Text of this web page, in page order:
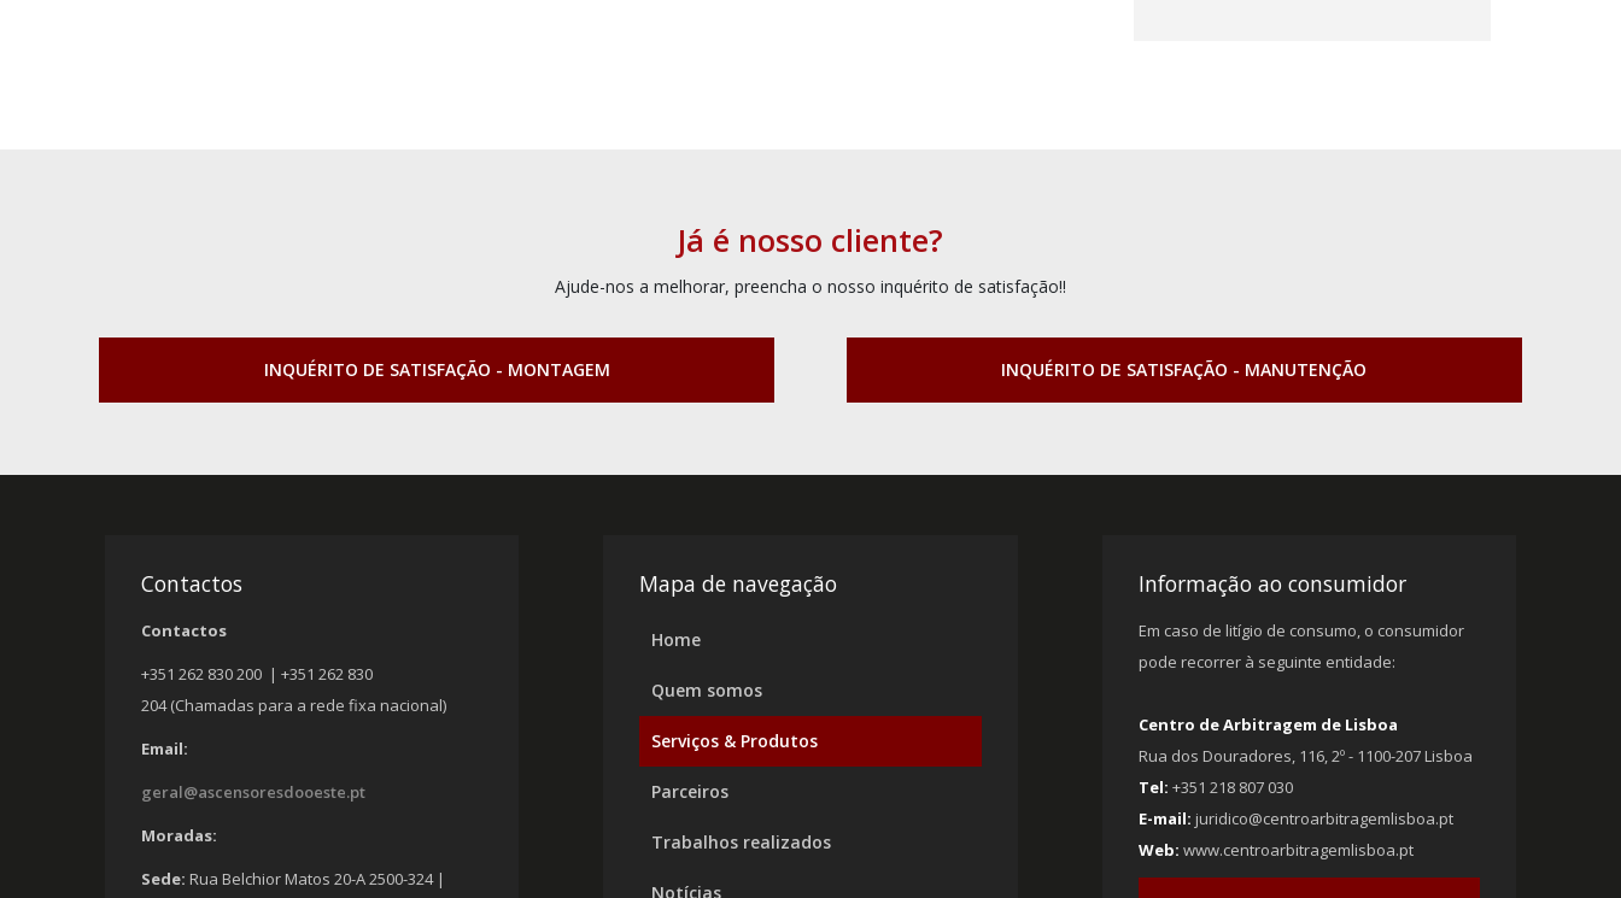
Já é nosso cliente?
Ajude-nos a melhorar, preencha o nosso inquérito de satisfação!!
INQUÉRITO DE SATISFAÇÃO - MONTAGEM INQUÉRITO DE SATISFAÇÃO - MANUTENÇÃO
Contactos
Contactos
+351 262 830 200 | +351 262 830
204 (Chamadas para a rede fixa nacional)
Email:
geral@ascensoresdooeste.pt
Moradas:
Sede: Rua Belchior Matos 20-A 2500-324 |
Mapa de navegação
Home
Quem somos
Serviços & Produtos
Parceiros
Trabalhos realizados
Notícias
Informação ao consumidor
Em caso de litígio de consumo, o consumidor
pode recorrer à seguinte entidade:
Centro de Arbitragem de Lisboa
Rua dos Douradores, 116, 2º - 1100-207 Lisboa
Tel: +351 218 807 030
E-mail: juridico@centroarbitragemlisboa.pt
Web: www.centroarbitragemlisboa.pt